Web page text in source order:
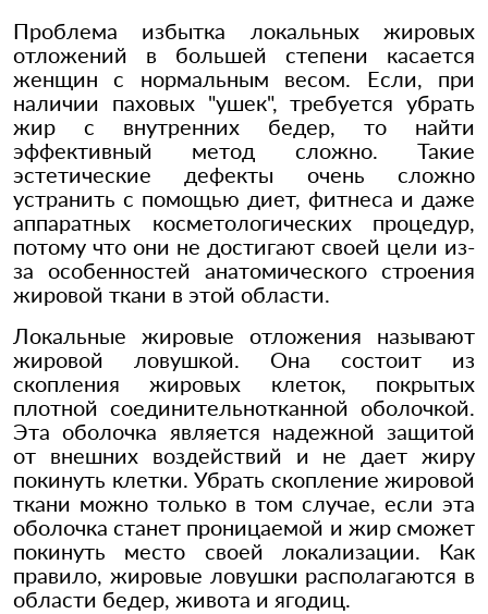
Проблема избытка локальных жировых
отложений в большей степени касается
женщин с нормальным весом. Если, при
наличии паховых "ушек", требуется убрать
жир с внутренних бедер, то найти
эффективный метод сложно. Такие
эстетические дефекты очень сложно
устранить с помощью диет, фитнеса и даже
аппаратных косметологических процедур,
потому что они не достигают своей цели из-
за особенностей анатомического строения
жировой ткани в этой области.
Локальные жировые отложения называют
жировой ловушкой. Она состоит из
скопления жировых клеток, покрытых
плотной соединительнотканной оболочкой.
Эта оболочка является надежной защитой
от внешних воздействий и не дает жиру
покинуть клетки. Убрать скопление жировой
ткани можно только в том случае, если эта
оболочка станет проницаемой и жир сможет
покинуть место своей локализации. Как
правило, жировые ловушки располагаются в
области бедер, живота и ягодиц.